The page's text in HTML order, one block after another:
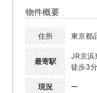
物件概要
住所 東京都
最寄駅
JR京浜
徒歩3分
現況 ー